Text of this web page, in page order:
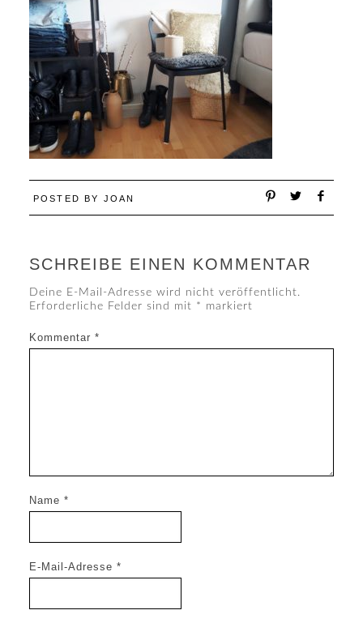
POSTED BY JOAN
SCHREIBE EINEN KOMMENTAR
Deine E-Mail-Adresse wird nicht veröffentlicht.
Erforderliche Felder sind mit * markiert
Kommentar *
Name *
E-Mail-Adresse *